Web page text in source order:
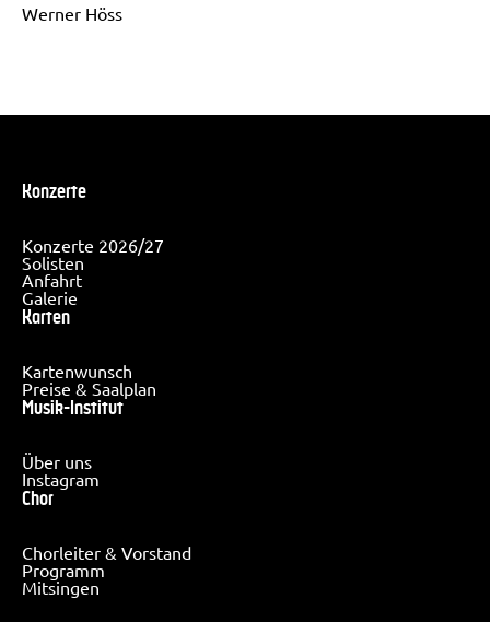
Werner Höss
Konzerte
Konzerte 2026/27
Solisten
Anfahrt
Galerie
Karten
Kartenwunsch
Preise & Saalplan
Musik-Institut
Über uns
Instagram
Chor
Chorleiter & Vorstand
Programm
Mitsingen